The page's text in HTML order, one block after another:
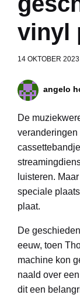
vinyl
14 OKTOBER 2023
angelo
De
veranderingen
luisteren.
speciale
plaat.
De
eeuw, toen
machine kon
naald over
dit een